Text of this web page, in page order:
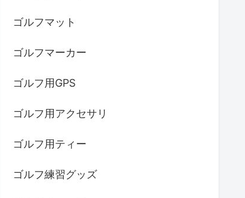
ゴルフマット
ゴルフマーカー
ゴルフ用GPS
ゴルフ用アクセサリ
ゴルフ用ティー
ゴルフ練習グッズ